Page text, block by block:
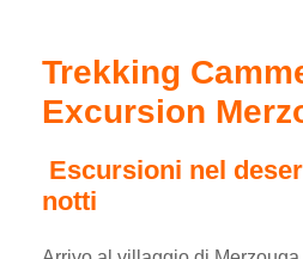
Trekking
Excursion
Escursioni nel
notti